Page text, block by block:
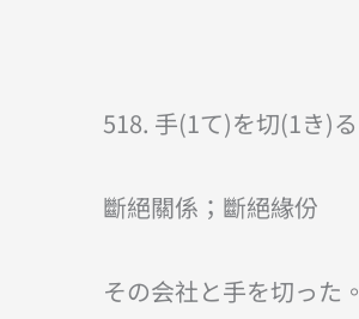
518. 手(1て)を切(1き)る
斷絕關係；斷絕緣份
その会社と手を切った。